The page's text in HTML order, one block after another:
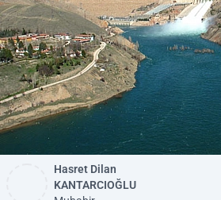
Hasret Dilan
KANTARCIOĞLU